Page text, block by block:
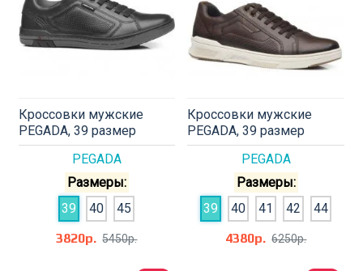
PEGADA
Кроссовки мужские
PEGADA, 39 размер
Размеры:
39
40
45
3820р. 5450р.
PEGADA
Кроссовки мужские
PEGADA, 39 размер
Размеры:
39
40 41 42
44
4380р. 6250р.